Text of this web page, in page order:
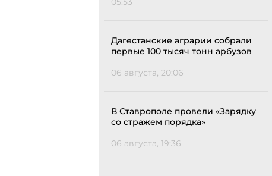
Дагестанские аграрии собрали
первые 100 тысяч тонн арбузов
06 августа, 20:06
В Ставрополе провели «Зарядку
со стражем порядка»
06 августа, 19:36